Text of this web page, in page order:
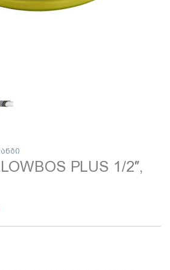
PLUS 1/2″,